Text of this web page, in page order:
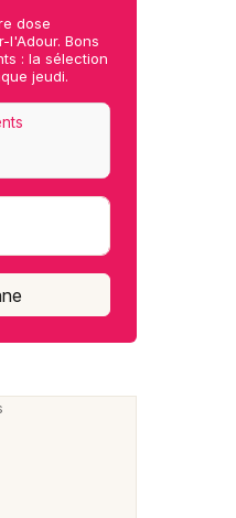
dose
l'Adour. Bons
: la sélection
jeudi.